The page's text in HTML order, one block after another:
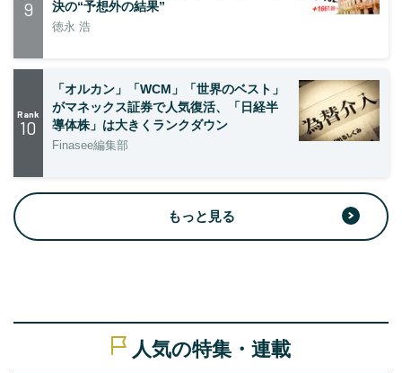
9
決の“予想外の結果”
徳永 浩
Rank
10
「オルカン」「WCM」「世界のベスト」
がマネックス証券で人気復活、「日経半
導体株」は大きくランクダウン
Finasee編集部
もっと見る
人気の特集・連載